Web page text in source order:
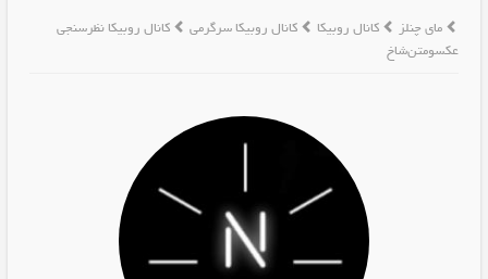
مای چنلز کانال روبیکا کانال روبیکا سرگرمی
کانال روبیکا نظرسنجی
عکسومتن‌شاخ